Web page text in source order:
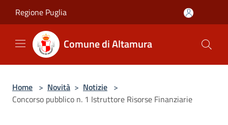
Regione Puglia
Comune di Altamura
Home > Novità > Notizie >
Concorso pubblico n. 1 Istruttore Risorse Finanziarie